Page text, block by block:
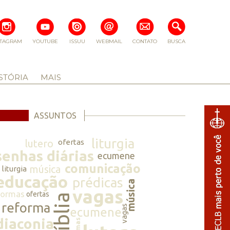
BUSCA
CONTATO
WEBMAIL
ISSUU
YOUTUBE
MAIS
ASSUNTOS
lutero ofertas liturgia
diárias ecumene
liturgia música comunicação
prédicasmúsica
ofertasbíbliavagas
reforma ecumenevagas